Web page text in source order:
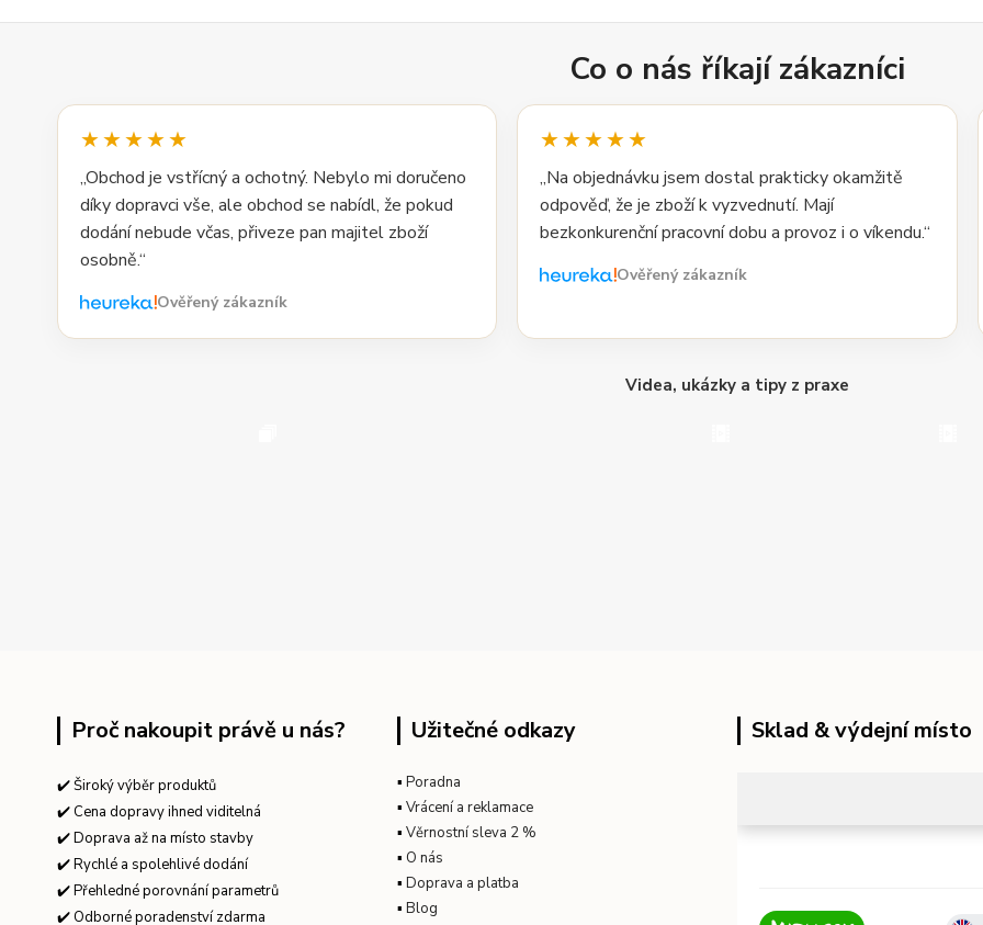
Co o nás říkají zákazníci
★★★★★
„Obchod je vstřícný a ochotný. Nebylo mi doručeno
díky dopravci vše, ale obchod se nabídl, že pokud
dodání nebude včas, přiveze pan majitel zboží
osobně.“
Ověřený zákazník
★★★★★
„Na objednávku jsem dostal prakticky okamžitě
odpověď, že je zboží k vyzvednutí. Mají
bezkonkurenční pracovní dobu a provoz i o víkendu.“
Ověřený zákazník
Videa, ukázky a tipy z praxe
Proč nakoupit právě u nás?
✔️ Široký výběr produktů
✔️ Cena dopravy ihned viditelná
✔️ Doprava až na místo stavby
✔️ Rychlé a spolehlivé dodání
✔️ Přehledné porovnání parametrů
✔️ Odborné poradenství zdarma
Užitečné odkazy
▪ Poradna
▪ Vrácení a reklamace
▪ Věrnostní sleva 2 %
▪ O nás
▪ Doprava a platba
▪ Blog
Sklad & výdejní místo